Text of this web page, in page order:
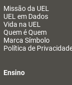
Missão da UEL
UEL em Dados
Vida na UEL
Quem é Quem
Marca Símbolo
Política de
Ensino